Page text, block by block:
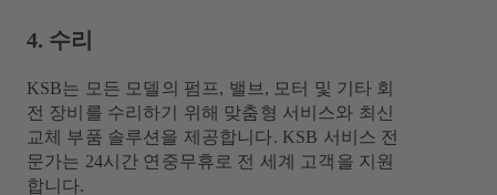
4. 수리
KSB는 모든 모델의 펌프, 밸브, 모터 및 기타 회
전 장비를 수리하기 위해 맞춤형 서비스와 최신
교체 부품 솔루션을 제공합니다. KSB 서비스 전
문가는 24시간 연중무휴로 전 세계 고객을 지원
합니다.